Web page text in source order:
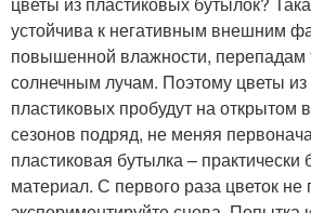
устойчива к негативным внешним
повышенной влажности, перепадам
солнечным лучам. Поэтому цветы из
пластиковых пробудут на открытом
сезонов подряд, не меняя
пластиковая бутылка – практически
материал. С первого раза цветок